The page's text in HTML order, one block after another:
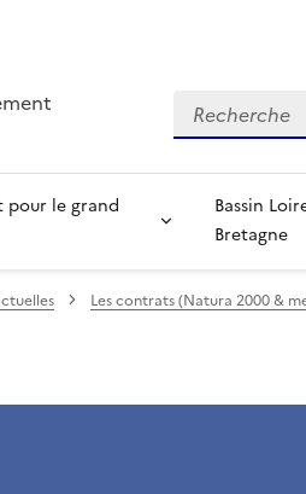
Recherche
pour le grand
Bassin
Bretagne
Les contrats (Natura 2000 &